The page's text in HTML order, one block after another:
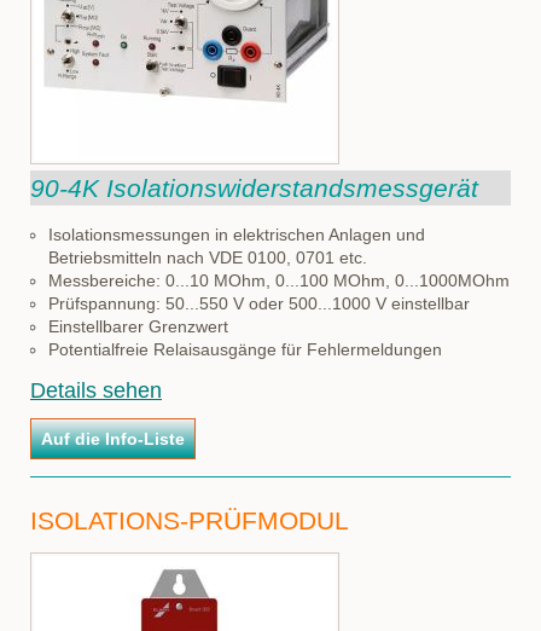
90-4K Isolationswiderstandsmessgerät
Isolationsmessungen in elektrischen Anlagen und
Betriebsmitteln nach VDE 0100, 0701 etc.
Messbereiche: 0...10 MOhm, 0...100 MOhm, 0...1000MOhm
Prüfspannung: 50...550 V oder 500...1000 V einstellbar
Einstellbarer Grenzwert
Potentialfreie Relaisausgänge für Fehlermeldungen
Details sehen
ISOLATIONS-PRÜFMODUL